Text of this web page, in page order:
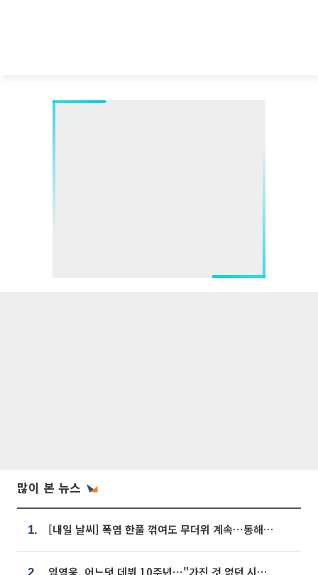
많이 본 뉴스
1. [내일 날씨] 폭염 한풀 꺾여도 무더위 계속⋯동해안 이틀 연속 비
2. 임영웅, 어느덧 데뷔 10주년⋯"가진 것 없던 시절, 내 앞엔 20명의 팬뿐"